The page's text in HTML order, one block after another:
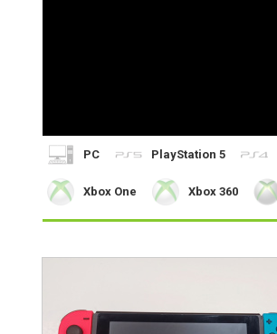
PC PlayStation 5
Xbox One Xbox 360